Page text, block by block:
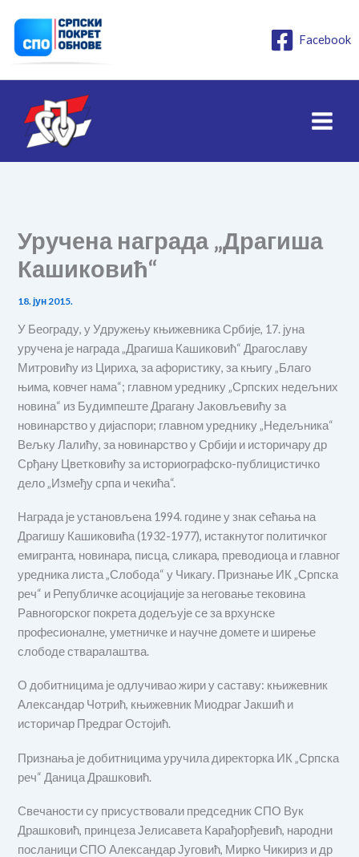
садржај
Facebook
Уручена награда „Драгиша
Кашиковић“
18. јун 2015.
У Београду, у Удружењу књижевника Србије, 17. јуна
уручена је награда „Драгиша Кашиковић“ Драгославу
Митровићу из Цириха, за афористику, за књигу „Благо
њима, ковчег нама“; главном уреднику „Српских недељних
новина“ из Будимпеште Драгану Јаковљевићу за
новинарство у дијаспори; главном уреднику „Недељника“
Вељку Лалићу, за новинарство у Србији и историчару др
Срђану Цветковићу за историографско-публицистичко
дело „Између српа и чекића“.
Награда је установљена 1994. године у знак сећања на
Драгишу Кашиковића (1932-1977), истакнутог политичког
емигранта, новинара, писца, сликара, преводиоца и главног
уредника листа „Слобода“ у Чикагу. Признање ИК „Српска
реч“ и Републичке асоцијације за неговање тековина
Равногорског покрета додељује се за врхунске
професионалне, уметничке и научне домете и ширење
слободе стваралаштва.
О добитницима је одлучивао жири у саставу: књижевник
Александар Чотрић, књижевник Миодраг Јакшић и
историчар Предраг Остојић.
Признања је добитницима уручила директорка ИК „Српска
реч“ Даница Драшковић.
Свечаности су присуствовали председник СПО Вук
Драшковић, принцеза Јелисавета Карађорђевић, народни
посланици СПО Александар Југовић, Мирко Чикириз и др